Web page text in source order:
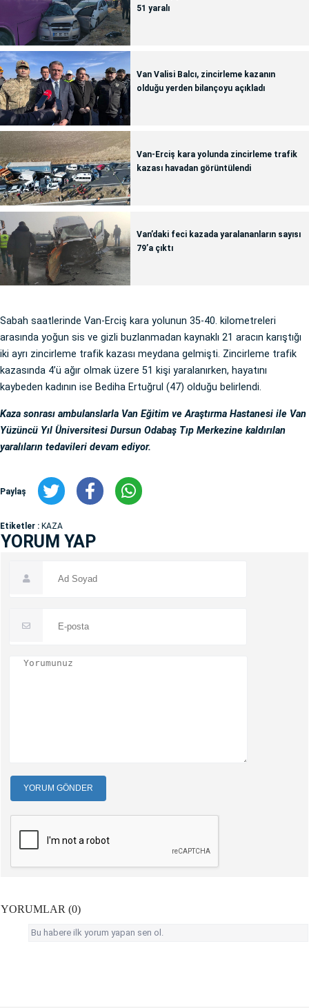
51 yaralı
Van Valisi Balcı, zincirleme kazanın
olduğu yerden bilançoyu açıkladı
Van-Erciş kara yolunda zincirleme trafik
kazası havadan görüntülendi
Van’daki feci kazada yaralananların sayısı
79’a çıktı
Sabah saatlerinde Van-Erciş kara yolunun 35-40. kilometreleri
arasında yoğun sis ve gizli buzlanmadan kaynaklı 21 aracın karıştığı
iki ayrı zincirleme trafik kazası meydana gelmişti. Zincirleme trafik
kazasında 4’ü ağır olmak üzere 51 kişi yaralanırken, hayatını
kaybeden kadının ise Bediha Ertuğrul (47) olduğu belirlendi.
Kaza sonrası ambulanslarla Van Eğitim ve Araştırma Hastanesi ile Van
Yüzüncü Yıl Üniversitesi Dursun Odabaş Tıp Merkezine kaldırılan
yaralıların tedavileri devam ediyor.
Paylaş
Etiketler : KAZA
YORUM YAP
YORUM GÖNDER
YORUMLAR (0)
Bu habere ilk yorum yapan sen ol.